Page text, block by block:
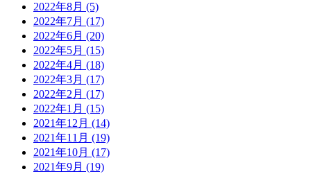
2022年8月 (5)
2022年7月 (17)
2022年6月 (20)
2022年5月 (15)
2022年4月 (18)
2022年3月 (17)
2022年2月 (17)
2022年1月 (15)
2021年12月 (14)
2021年11月 (19)
2021年10月 (17)
2021年9月 (19)